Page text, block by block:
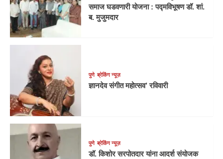
समाज घडवणारी योजना : पद्मविभूषण डॉ. शां.
ब. मुजुमदार
पुणे ब्रेकिंग न्यूज़
ज्ञानदेव संगीत महोत्सव’ रविवारी
पुणे ब्रेकिंग न्यूज़
डॉ. किशोर सरपोतदार यांना आदर्श संयोजक